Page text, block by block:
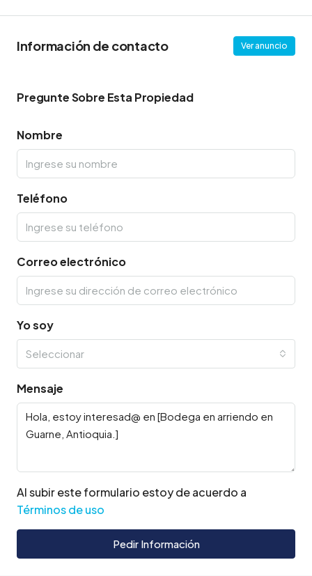
Información de contacto Ver anuncio
Pregunte Sobre Esta Propiedad
Nombre
Teléfono
Correo electrónico
Yo soy
Seleccionar
Mensaje
Al subir este formulario estoy de acuerdo a
Términos de uso
Pedir Información